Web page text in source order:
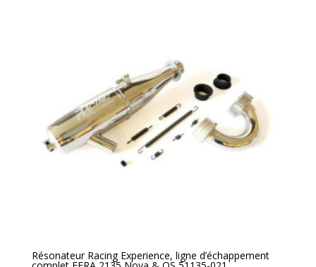
Résonateur Racing Experience, ligne d’échappement